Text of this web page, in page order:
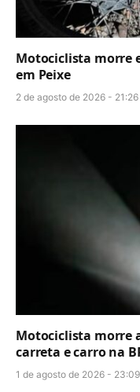
Motociclista morre
em Peixe
2 de agosto de 2026 - 21:26
Motociclista morre
carreta e carro na
1 de agosto de 2026 - 23:09